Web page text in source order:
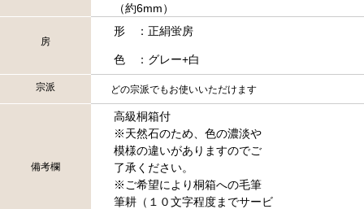
（約6mm）
房
形 ：正絹蛍房
色 ：グレー+白
宗派 どの宗派でもお使いいただけます
備考欄
高級桐箱付
※天然石のため、色の濃淡や
模様の違いがありますのでご
了承ください。
※ご希望により桐箱への毛筆
筆耕（１０文字程度までサービ